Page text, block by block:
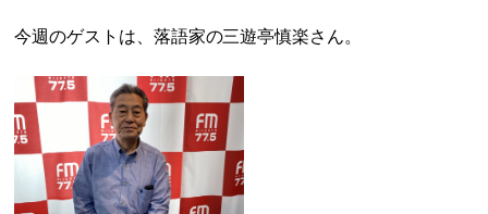
今週のゲストは、落語家の三遊亭慎楽さん。